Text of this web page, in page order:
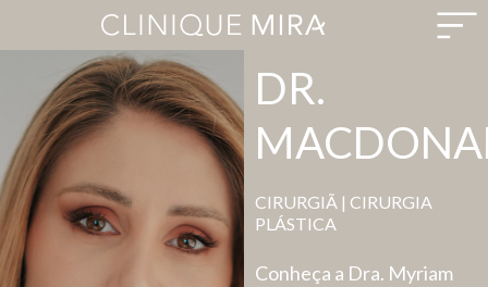
DR.
CIRURGIÃ | CIRURGIA
PLÁSTICA
Conheça a Dra. Myriam